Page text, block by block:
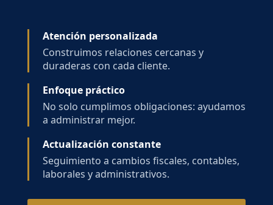
Atención personalizada
Construimos relaciones cercanas y
duraderas con cada cliente.
Enfoque práctico
No solo cumplimos obligaciones: ayudamos
a administrar mejor.
Actualización constante
Seguimiento a cambios fiscales, contables,
laborales y administrativos.